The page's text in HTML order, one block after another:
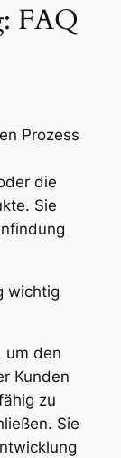
FAQ
Prozess
die
Sie
wichtig
um den
Kunden
zu
Sie